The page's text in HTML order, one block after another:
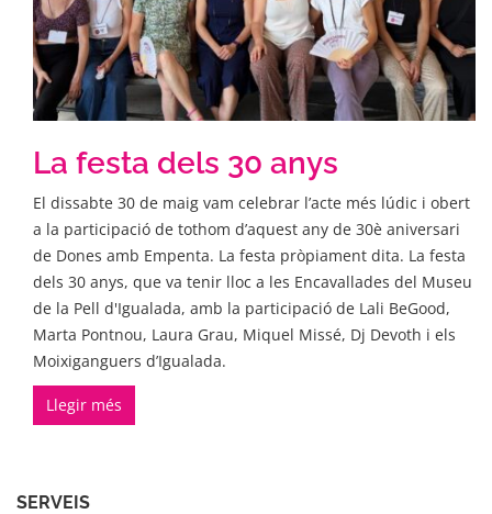
SERVEIS
La festa dels 30 anys
El dissabte 30 de maig vam celebrar l’acte més lúdic i obert
a la participació de tothom d’aquest any de 30è aniversari
de Dones amb Empenta. La festa pròpiament dita. La festa
dels 30 anys, que va tenir lloc a les Encavallades del Museu
de la Pell d'Igualada, amb la participació de Lali BeGood,
Marta Pontnou, Laura Grau, Miquel Missé, Dj Devoth i els
Moixiganguers d’Igualada.
Llegir més